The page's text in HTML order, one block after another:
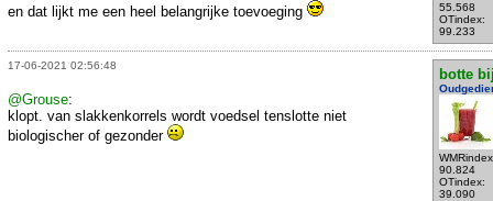
55.568
OTindex:
99.233
en dat lijkt me een heel belangrijke toevoeging
17-06-2021 02:56:48
botte
90.824
OTindex:
39.090
@Grouse:
klopt. van slakkenkorrels wordt voedsel tenslotte niet
biologischer of gezonder